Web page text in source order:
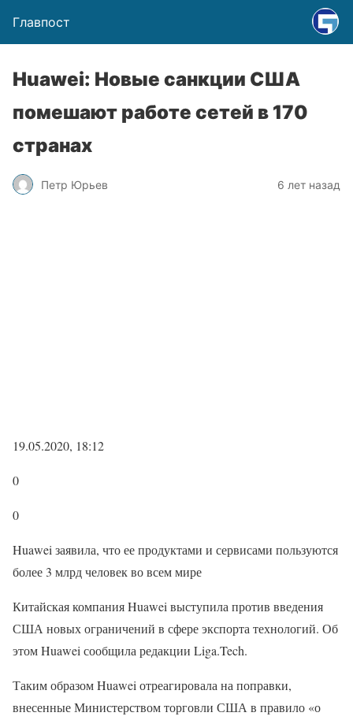
Главпост
Huawei: Новые санкции США
помешают работе сетей в 170
странах
Петр Юрьев 6 лет назад
19.05.2020, 18:12
0
0
Huawei заявила, что ее продуктами и сервисами пользуются
более 3 млрд человек во всем мире
Китайская компания Huawei выступила против введения
США новых ограничений в сфере экспорта технологий. Об
этом Huawei сообщила редакции Liga.Tech.
Таким образом Huawei отреагировала на поправки,
внесенные Министерством торговли США в правило «о